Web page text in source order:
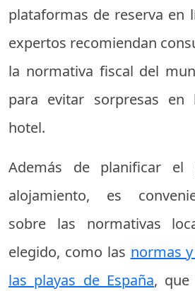
plataformas de reserva en
expertos recomiendan
la normativa fiscal del
para evitar sorpresas en
hotel.
Además de planificar el
alojamiento, es
sobre las normativas
elegido, como las normas
las playas de España, que